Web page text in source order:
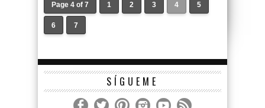
Page 4 of 7 1 2 3 4 5
6 7
SÍGUEME